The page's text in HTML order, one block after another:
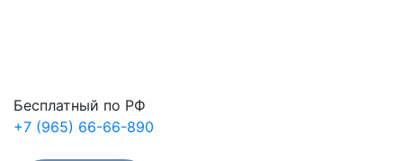
Бесплатный по РФ
+7 (965) 66-66-890